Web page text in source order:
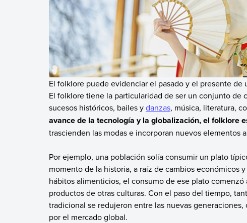
El folklore puede evidenciar el pasado y el presente de
El folklore tiene la particularidad de ser un conjunto de
sucesos históricos, bailes ydanzas, música, literatura,
avance de la tecnología y la globalización, el folklore
trascienden las modas e incorporan nuevos elementos
Por ejemplo, una población solía consumir un plato
momento de la historia, a raíz de cambios económicos
hábitos alimenticios, el consumo de ese plato
productos de otras culturas. Con el paso del tiempo,
tradicional se redujeron entre las nuevas
por el mercado global.